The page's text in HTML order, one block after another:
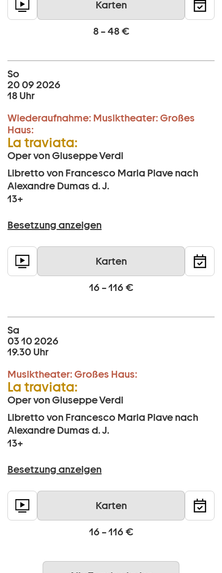
Karten
8 – 48 €
So
20 09 2026
18 Uhr
Wiederaufnahme: Musiktheater: Großes
Haus:
La traviata:
Oper von Giuseppe Verdi
Libretto von Francesco Maria Piave nach
Alexandre Dumas d. J.
13+
Besetzung anzeigen
Karten
16 – 116 €
Sa
03 10 2026
19.30 Uhr
Musiktheater: Großes Haus:
La traviata:
Oper von Giuseppe Verdi
Libretto von Francesco Maria Piave nach
Alexandre Dumas d. J.
13+
Besetzung anzeigen
Karten
16 – 116 €